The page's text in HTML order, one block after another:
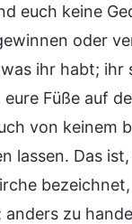
euch keine
oder
ihr habt; ihr
Füße auf
von keinem
lassen. Das
anders zu